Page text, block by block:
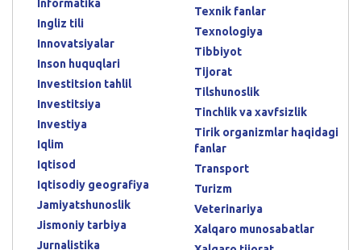
Informatika
Ingliz tili
Innovatsiyalar
Inson huquqlari
Investitsion tahlil
Investitsiya
Investiya
Iqlim
Iqtisod
Iqtisodiy geografiya
Jamiyatshunoslik
Jismoniy tarbiya
Jurnalistika
Texnik fanlar
Texnologiya
Tibbiyot
Tijorat
Tilshunoslik
Tinchlik va xavfsizlik
Tirik organizmlar haqidagi
fanlar
Transport
Turizm
Veterinariya
Xalqaro munosabatlar